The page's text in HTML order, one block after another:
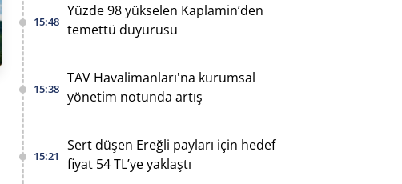
15:48
Yüzde 98 yükselen Kaplamin’den
temettü duyurusu
15:38
TAV Havalimanları'na kurumsal
yönetim notunda artış
15:21
Sert düşen Ereğli payları için hedef
fiyat 54 TL’ye yaklaştı